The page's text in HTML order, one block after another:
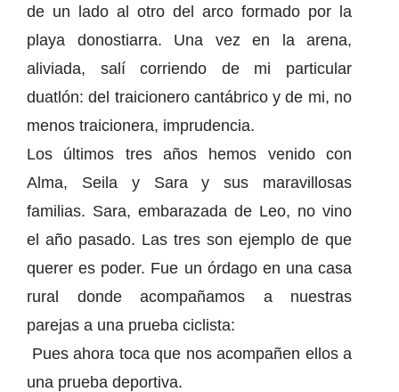
de un lado al otro del arco formado por la
playa donostiarra. Una vez en la arena,
aliviada, salí corriendo de mi particular
duatlón: del traicionero cantábrico y de mi, no
menos traicionera, imprudencia.
Los últimos tres años hemos venido con
Alma, Seila y Sara y sus maravillosas
familias. Sara, embarazada de Leo, no vino
el año pasado. Las tres son ejemplo de que
querer es poder. Fue un órdago en una casa
rural donde acompañamos a nuestras
parejas a una prueba ciclista:
Pues ahora toca que nos acompañen ellos a
una prueba deportiva.